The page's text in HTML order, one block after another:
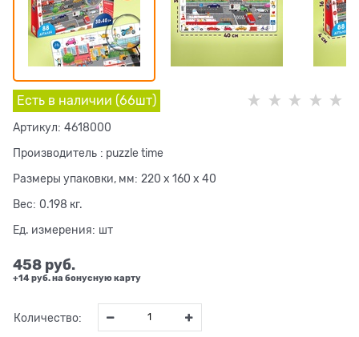
Есть в наличии (66шт)
Артикул: 4618000
Производитель : puzzle time
Размеры упаковки, мм: 220 x 160 x 40
Вес: 0.198 кг.
Ед. измерения: шт
458 руб.
+14 руб. на бонусную карту
Количество: